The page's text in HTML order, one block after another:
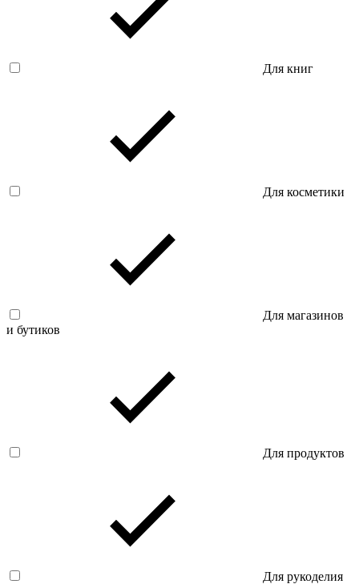
Для книг
Для косметики
Для магазинов
и бутиков
Для продуктов
Для рукоделия